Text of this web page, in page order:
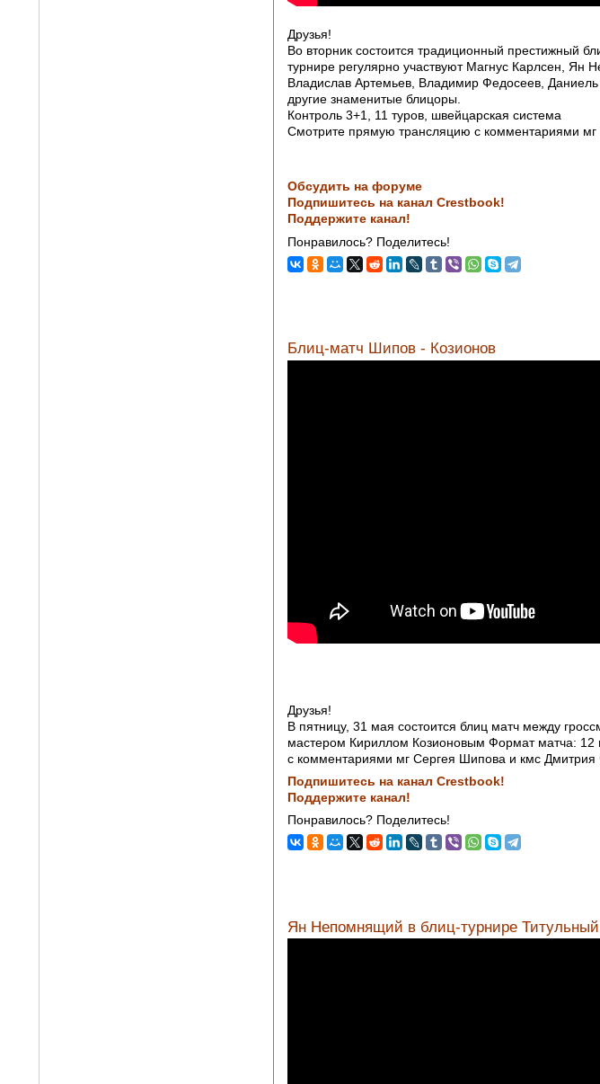
Друзья!
Во вторник состоится традиционный престижный
турнире регулярно участвуют Магнус Карлсен,
Владислав Артемьев, Владимир Федосеев,
другие знаменитые блицоры.
Контроль 3+1, 11 туров, швейцарская система
Смотрите прямую трансляцию с комментариями
Обсудить на форуме
Подпишитесь на канал Crestbook!
Поддержите канал!
Понравилось? Поделитесь!
Блиц-матч Шипов - Козионов
Друзья!
В пятницу, 31 мая состоится блиц матч между
мастером Кириллом Козионовым Формат матча: 12
с комментариями мг Сергея Шипова и кмс
Подпишитесь на канал Crestbook!
Поддержите канал!
Понравилось? Поделитесь!
Ян Непомнящий в блиц-турнире